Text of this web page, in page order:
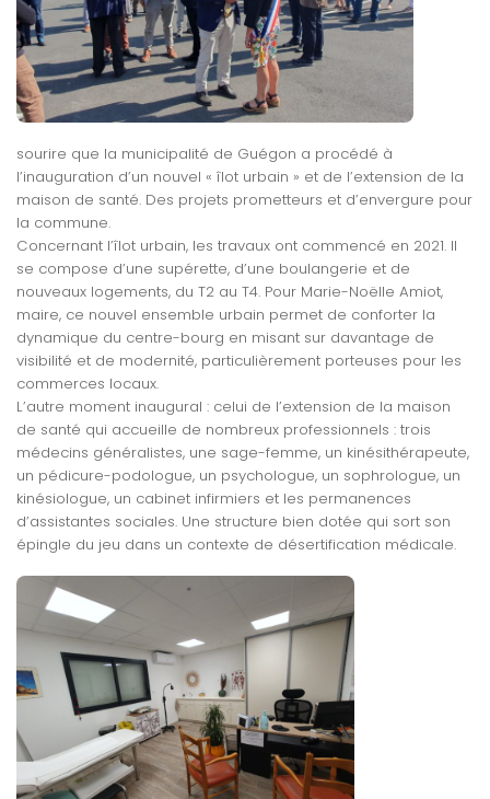
sourire que la municipalité de Guégon a procédé à
l’inauguration d’un nouvel « îlot urbain » et de l’extension de la
maison de santé. Des projets prometteurs et d’envergure pour
la commune.
Concernant l’îlot urbain, les travaux ont commencé en 2021. Il
se compose d’une supérette, d’une boulangerie et de
nouveaux logements, du T2 au T4. Pour Marie-Noëlle Amiot,
maire, ce nouvel ensemble urbain permet de conforter la
dynamique du centre-bourg en misant sur davantage de
visibilité et de modernité, particulièrement porteuses pour les
commerces locaux.
L’autre moment inaugural : celui de l’extension de la maison
de santé qui accueille de nombreux professionnels : trois
médecins généralistes, une sage-femme, un kinésithérapeute,
un pédicure-podologue, un psychologue, un sophrologue, un
kinésiologue, un cabinet infirmiers et les permanences
d’assistantes sociales. Une structure bien dotée qui sort son
épingle du jeu dans un contexte de désertification médicale.